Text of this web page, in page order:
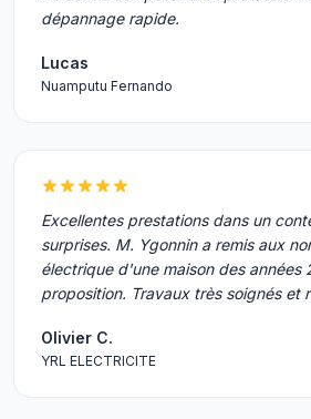
dépannage rapide.
Lucas
Nuamputu Fernando
Excellentes prestations dans un
surprises. M. Ygonnin a remis aux
électrique d'une maison des années
proposition. Travaux très soignés et
Olivier C.
YRL ELECTRICITE